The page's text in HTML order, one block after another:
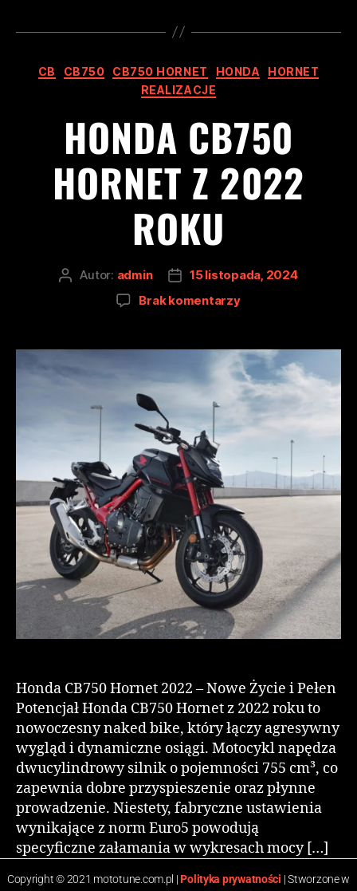
CB CB750 CB750 HORNET HONDA
HORNET
REALIZACJE
HONDA CB750
HORNET Z 2022
ROKU
Autor: admin
15 listopada, 2024
Brak komentarzy
Honda CB750 Hornet 2022 – Nowe Życie i Pełen
Potencjał Honda CB750 Hornet z 2022 roku to
nowoczesny naked bike, który łączy agresywny
wygląd i dynamiczne osiągi. Motocykl napędza
dwucylindrowy silnik o pojemności 755 cm³, co
zapewnia dobre przyspieszenie oraz płynne
prowadzenie. Niestety, fabryczne ustawienia
wynikające z norm Euro5 powodują
specyficzne załamania w wykresach mocy […]
Copyright © 2021 mototune.com.pl |Polityka prywatności | Stworzone w